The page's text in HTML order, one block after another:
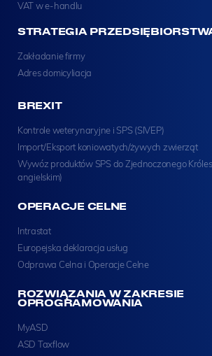
VAT w e-handlu
STRATEGIA
Zakładanie firmy
Adres domicyliacja
BREXIT
Kontrole weterynaryjne i SPS (SIVEP)
Import/Eksport koniowatych/żywych zwierząt
Wywóz produktów SPS do Zjednoczonego
angielskim)
OPERACJE CELNE
Intrastat
Europejska deklaracja usług
Odprawa Celna i Operacje Celne
ROZWIĄZANIA W ZAKRESIE
OPROGRAMOWANIA
MyASD
ASD Taxflow